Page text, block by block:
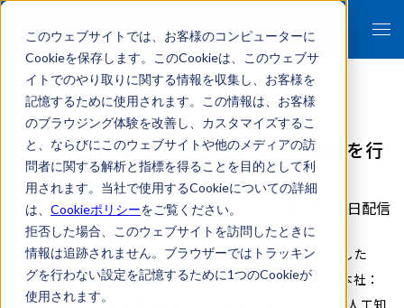
このウェブサイトでは、お客様のコンピューターに
Cookieを保存します。このCookieは、このウェブサ
イトでのやり取りに関する情報を収集し、お客様を
記憶するために使用されます。この情報は、お客様
のブラウジング体験を改善し、カスタマイズするこ
と、ならびにこのウェブサイトや他のメディアの訪
問者に関する解析と指標を得ることを目的として利
用されます。当社で使用するCookieについての詳細
は、 Cookieポリシーをご覧ください。
拒否した場合、このウェブサイトを訪問したときに
情報は追跡されません。ブラウザーではトラッキン
グを行わない設定を記憶するために1つのCookieが
使用されます。
FRONTEO、人工知能を用いて特許調査を行
う技術について、日本で特許を取得
2017年05月17日配信
米ナスダックと東証マザーズに上場し、人工知能を駆使した
ビッグデータ解析事業を手がける株式会社FRONTEO（本社：
東京都港区、代表取締役社長：守本正宏、旧UBIC）は、人工知